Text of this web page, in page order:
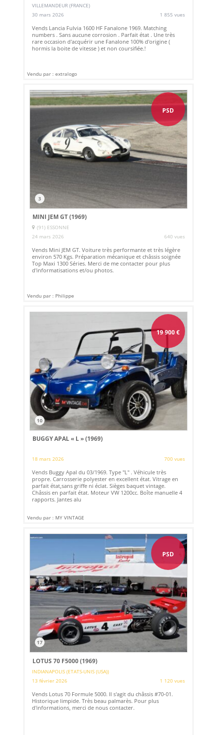
VILLEMANDEUR (FRANCE)
30 mars 2026
1 855 vues
Vends Lancia Fulvia 1600 HF Fanalone 1969. Matching
numbers . Sans aucune corrosion . Parfait état . Une très
rare occasion d'acquérir une Fanalone 100% d'origine (
hormis la boite de vitesse ) et non coursifiée.!
Vendu par : extralogo
PSD
3
MINI JEM GT (1969)
(91) ESSONNE
24 mars 2026
640 vues
Vends Mini JEM GT. Voiture très performante et très légère
environ 570 Kgs. Préparation mécanique et châssis soignée
Top Maxi 1300 Séries. Merci de me contacter pour plus
d'informatisations et/ou photos.
Vendu par : Philippe
19 900€
10
BUGGY APAL « L » (1969)
18 mars 2026 700 vues
Vends Buggy Apal du 03/1969. Type "L" . Véhicule très
propre. Carrosserie polyester en excellent état. Vitrage en
parfait état,sans griffe ni éclat. Sièges baquet vintage.
Châssis en parfait état. Moteur VW 1200cc. Boîte manuelle 4
rapports. Jantes alu
Vendu par : MY VINTAGE
PSD
17
LOTUS 70 F5000 (1969)
INDIANAPOLIS (ETATS-UNIS (USA))
13 février 2026
1 120 vues
Vends Lotus 70 Formule 5000. Il s'agit du châssis #70-01.
Historique limpide. Très beau palmarès. Pour plus
d'informations, merci de nous contacter.